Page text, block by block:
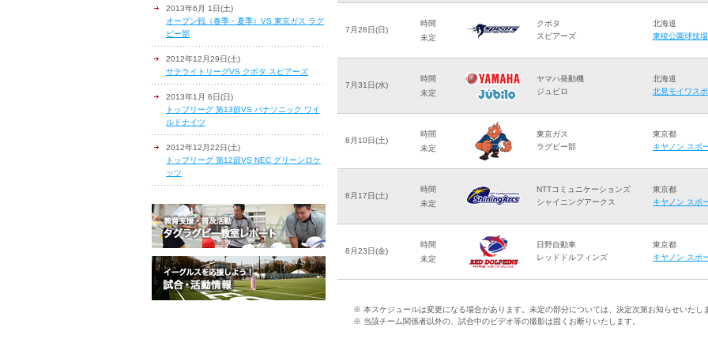
2013年6月 1日(土)
オープン戦（春季・夏季）VS 東京ガス ラグ
ビー部
2012年12月29日(土)
サテライトリーグVS クボタ スピアーズ
2013年1月 6日(日)
トップリーグ 第13節VS パナソニック ワイ
ルドナイツ
2012年12月22日(土)
トップリーグ 第12節VS NEC グリーンロケ
ッツ
7月28日(日)
時間
未定
クボタ
スピアーズ
北海道
東稜公園球技場
7月31日(水)
時間
未定
ヤマハ発動機
ジュビロ
北海道
北見モイワス
8月10日(土)
時間
未定
東京ガス
ラグビー部
東京都
キヤノン スポ
8月17日(土)
時間
未定
NTTコミュニケーションズ
シャイニングアークス
東京都
キヤノン スポ
8月23日(金)
時間
未定
日野自動車
レッドドルフィンズ
東京都
キヤノン スポ
※ 本スケジュールは変更になる場合があります。未定の部分については、決定次第お知らせいたし
※ 当該チーム関係者以外の、試合中のビデオ等の撮影は固くお断りいたします。